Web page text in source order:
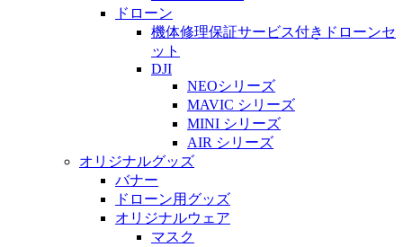
ドローン
機体修理保証サービス付きドローンセ
ット
DJI
NEOシリーズ
MAVIC シリーズ
MINI シリーズ
AIR シリーズ
オリジナルグッズ
バナー
ドローン用グッズ
オリジナルウェア
マスク